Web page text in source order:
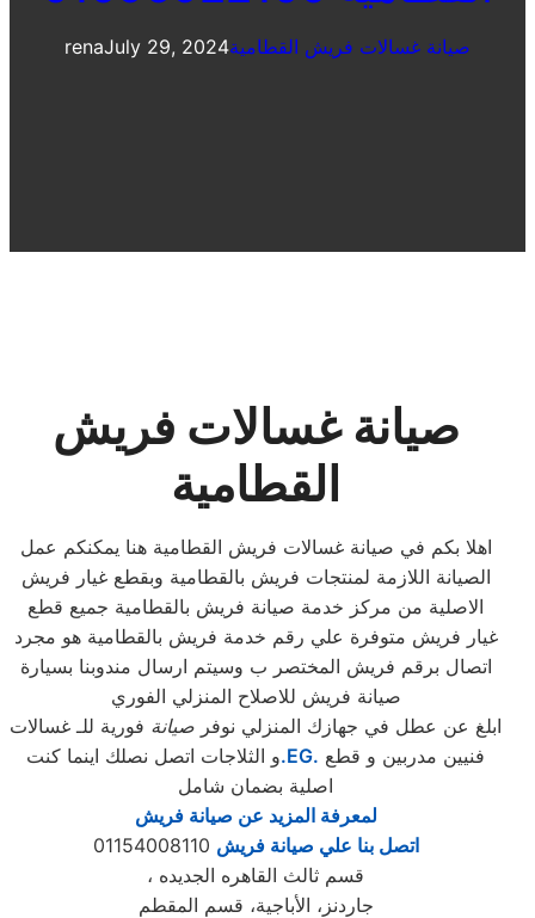
renaJuly 29, 2024صيانة غسالات فريش القطامية
صيانة غسالات فريش
القطامية
اهلا بكم في صيانة غسالات فريش القطامية هنا يمكنكم عمل
الصيانة اللازمة لمنتجات فريش بالقطامية وبقطع غيار فريش
الاصلية من مركز خدمة صيانة فريش بالقطامية جميع قطع
غيار فريش متوفرة علي رقم خدمة فريش بالقطامية هو مجرد
اتصال برقم فريش المختصر ب وسيتم ارسال مندوبنا بسيارة
صيانة فريش للاصلاح المنزلي الفوري
ابلغ عن عطل في جهازك المنزلي نوفر صيانة فورية للـ غسالات
و الثلاجات اتصل نصلك اينما كنت.EG.
اصلية بضمان شامل
لمعرفة المزيد عن صيانة فريش
اتصل بنا علي صيانة فريش
، قسم ثالث القاهره الجديده
جاردنز، الأباجية، قسم المقطم